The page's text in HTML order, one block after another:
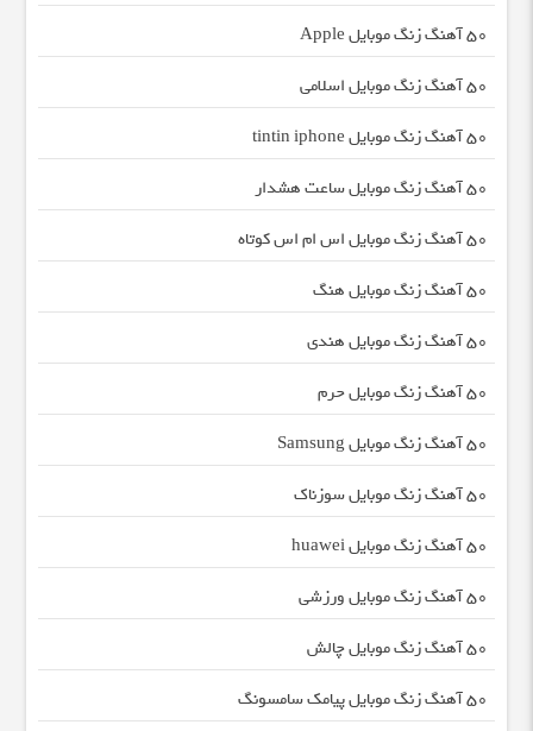
50 آهنگ زنگ موبایل Apple
50 آهنگ زنگ موبایل اسلامی
50 آهنگ زنگ موبایل tintin iphone
50 آهنگ زنگ موبایل ساعت هشدار
50 آهنگ زنگ موبایل اس ام اس کوتاه
50 آهنگ زنگ موبایل هنگ
50 آهنگ زنگ موبایل هندی
50 آهنگ زنگ موبایل حرم
50 آهنگ زنگ موبایل Samsung
50 آهنگ زنگ موبایل سوزناک
50 آهنگ زنگ موبایل huawei
50 آهنگ زنگ موبایل ورزشی
50 آهنگ زنگ موبایل چالش
50 آهنگ زنگ موبایل پیامک سامسونگ